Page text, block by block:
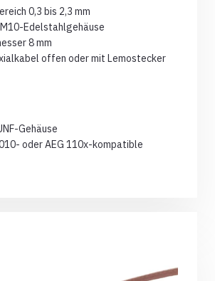
0,3 bis 2,3 mm
Edelstahlgehäuse
8 mm
offen oder mit Lemostecker
Gehäuse
oder AEG 110x-kompatible